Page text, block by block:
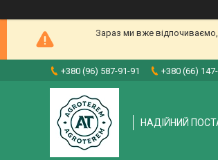
Зараз ми вже
+380 (96) 587-91-91 +380 (66)
НАДІЙНИЙ